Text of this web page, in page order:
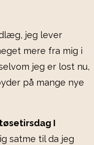
jeg lever
mere fra mig i
jeg er lost nu,
på mange nye
tøsetirsdag I
satme til da jeg